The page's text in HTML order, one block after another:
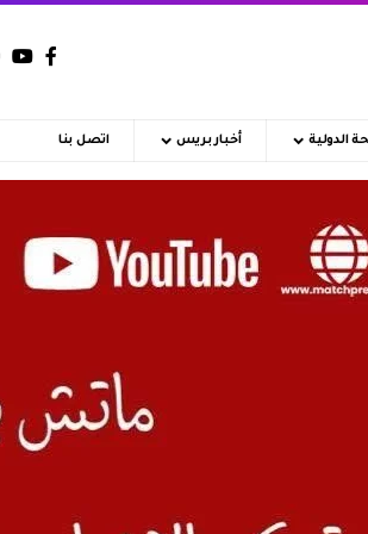
الدولية أخبار بريس اتصل بنا